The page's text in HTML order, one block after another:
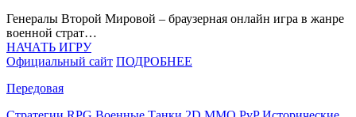
Генералы Второй Мировой – браузерная онлайн игра в жанре
военной страт…
НАЧАТЬ ИГРУ
Официальный сайт ПОДРОБНЕЕ
Передовая